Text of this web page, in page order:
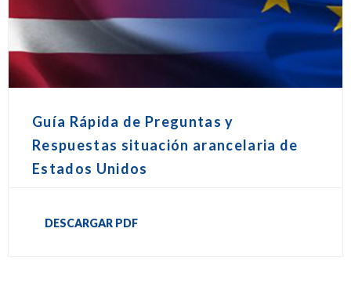
Guía Rápida de Preguntas y
Respuestas situación arancelaria de
Estados Unidos
DESCARGAR PDF